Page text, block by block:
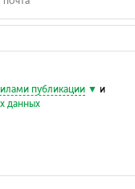
публикации
и
данных